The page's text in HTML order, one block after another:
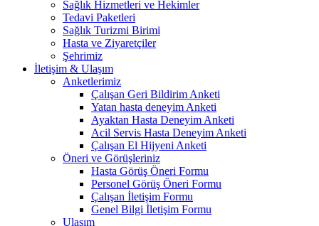
Sağlık Hizmetleri ve Hekimler
Tedavi Paketleri
Sağlık Turizmi Birimi
Hasta ve Ziyaretçiler
Şehrimiz
İletişim & Ulaşım
Anketlerimiz
Çalışan Geri Bildirim Anketi
Yatan hasta deneyim Anketi
Ayaktan Hasta Deneyim Anketi
Acil Servis Hasta Deneyim Anketi
Çalışan El Hijyeni Anketi
Öneri ve Görüşleriniz
Hasta Görüş Öneri Formu
Personel Görüş Öneri Formu
Çalışan İletişim Formu
Genel Bilgi İletişim Formu
Ulaşım